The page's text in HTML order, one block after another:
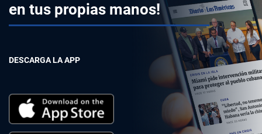
en tus propias manos!
DESCARGA LA APP